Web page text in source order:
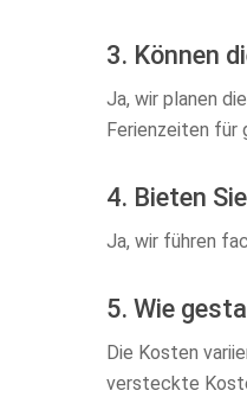
3. Können
Ja, wir planen
Ferienzeiten für
4. Bieten
Ja, wir führen
5. Wie
Die Kosten
versteckte